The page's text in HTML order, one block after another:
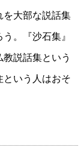
を大部な説話集
。『沙石集』
説話集という
という人はおそ